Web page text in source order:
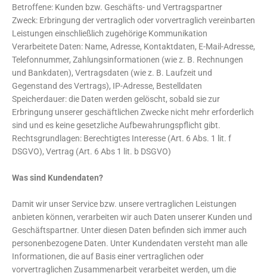
Betroffene: Kunden bzw. Geschäfts- und Vertragspartner
Zweck: Erbringung der vertraglich oder vorvertraglich vereinbarten
Leistungen einschließlich zugehörige Kommunikation
Verarbeitete Daten: Name, Adresse, Kontaktdaten, E-Mail-Adresse,
Telefonnummer, Zahlungsinformationen (wie z. B. Rechnungen
und Bankdaten), Vertragsdaten (wie z. B. Laufzeit und
Gegenstand des Vertrags), IP-Adresse, Bestelldaten
Speicherdauer: die Daten werden gelöscht, sobald sie zur
Erbringung unserer geschäftlichen Zwecke nicht mehr erforderlich
sind und es keine gesetzliche Aufbewahrungspflicht gibt.
Rechtsgrundlagen: Berechtigtes Interesse (Art. 6 Abs. 1 lit. f
DSGVO), Vertrag (Art. 6 Abs 1 lit. b DSGVO)
Was sind Kundendaten?
Damit wir unser Service bzw. unsere vertraglichen Leistungen
anbieten können, verarbeiten wir auch Daten unserer Kunden und
Geschäftspartner. Unter diesen Daten befinden sich immer auch
personenbezogene Daten. Unter Kundendaten versteht man alle
Informationen, die auf Basis einer vertraglichen oder
vorvertraglichen Zusammenarbeit verarbeitet werden, um die